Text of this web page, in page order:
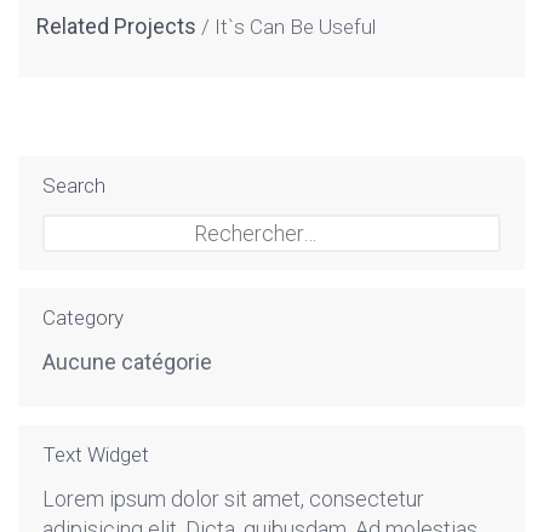
Related Projects It`s Can Be Useful
Search
Category
Aucune catégorie
Text Widget
Lorem ipsum dolor sit amet, consectetur